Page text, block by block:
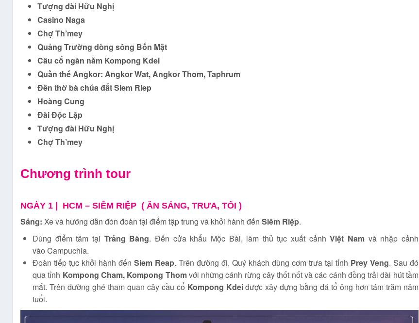
Tượng đài Hữu Nghị
Casino Naga
Chợ Th’mey
Quảng Trường dòng sông Bốn Mặt
Cầu cổ ngàn năm Kompong Kdei
Quần thể Angkor: Angkor Wat, Angkor Thom, Taphrum
Đền thờ bà chúa đất Siem Riep
Hoàng Cung
ĐàiĐộc Lập
Tượng đài Hữu Nghị
Chợ Th’mey
Chương trình tour
NGÀY 1 | HCM – SIÊM RIỆP ( ĂN SÁNG, TRƯA, TỐI )
Sáng: Xe và hướng dẫn đón đoàn tại điểm tập trung và khởi hành đến Siêm Riệp.
Dùng điểm tâm tại Trảng Bàng. Đến cửa khẩu Mộc Bài, làm thủ tục xuất cảnhViệt Nam và nhập cảnh
vào Campuchia.
Đoàn tiếp tục khởi hành đến Siem Reap. Trên đường đi, Quý khách dùng cơm trưa tại tỉnh Prey Veng. Sau đó
qua tỉnh Kompong Cham, Kompong Thomvới những cánh rừng cây thốt nốt và các cánh đồng trải dài hút tầm
mắt. Trên đường ghé tham quan cây cầu cổ Kompong Kdeiđược xây dựng bằng đá tổ ông hơn tám trăm năm
tuổi.